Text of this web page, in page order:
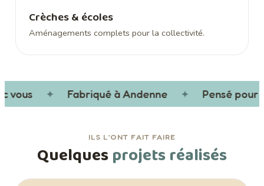
Crèches & écoles
Aménagements complets pour la collectivité.
Fabriqué à Andenne Pensé pour
ILS L’ONT FAIT FAIRE
Quelquesprojets réalisés